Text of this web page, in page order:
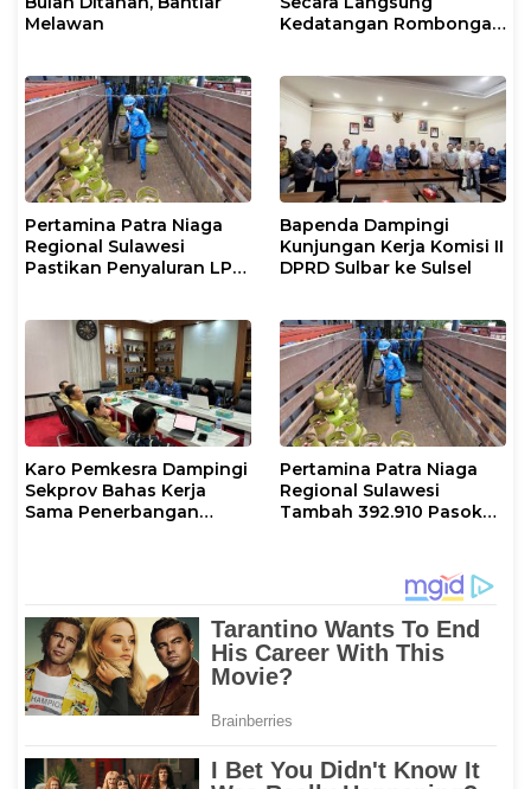
Melawan
Kedatangan Rombongan
Pertamina Patra Niaga
Regional Sulawesi
Pastikan Penyaluran LPG
Pasokan Selama Periode
Hari Raya Idul adha
Bapenda Dampingi
Kunjungan Kerja Komisi II
DPRD Sulbar ke Sulsel
Karo Pemkesra Dampingi
Sekprov Bahas Kerja
Sama Penerbangan
Pertamina Patra Niaga
Regional Sulawesi
Tambah 392.910 Pasokan
dan Long Weekend